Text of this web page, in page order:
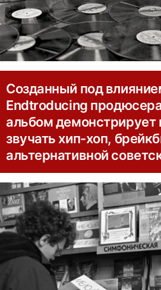
Созданный под
Endtroducing
альбом демонстрирует
звучать хип-хоп,
альтернативной